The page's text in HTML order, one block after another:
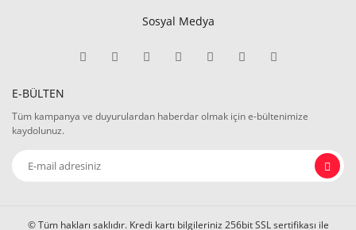
Sosyal Medya
E-BÜLTEN
Tüm kampanya ve duyurulardan haberdar olmak için e-bültenimize
kaydolunuz.
© Tüm hakları saklıdır. Kredi kartı bilgileriniz 256bit SSL sertifikası ile